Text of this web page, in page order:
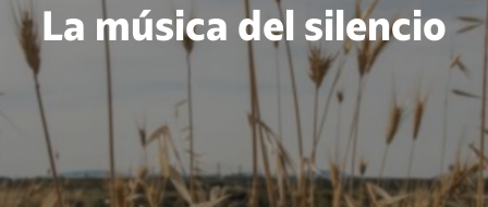
La música del silencio